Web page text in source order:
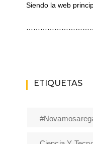
Siendo la web
ETIQUETAS